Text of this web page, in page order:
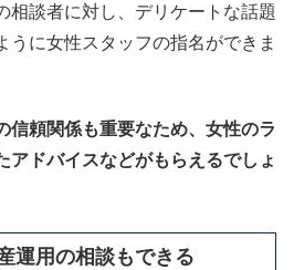
相談者に対し、デリケートな話題
うに女性スタッフの指名ができま
信頼関係も重要なため、女性のラ
アドバイスなどがもらえるでしょ
運用の相談もできる